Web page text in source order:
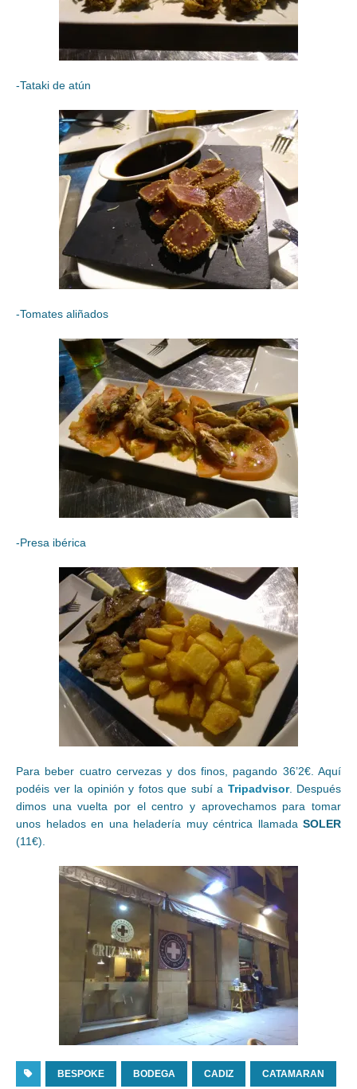
-Tataki de atún
-Tomates aliñados
-Presa ibérica
Para beber cuatro cervezas y dos finos, pagando 36’2€. Aquí
podéis ver la opinión y fotos que subí a Tripadvisor. Después
dimos una vuelta por el centro y aprovechamos para tomar
unos helados en una heladería muy céntrica llamada SOLER
(11€).
BESPOKE BODEGA CADIZ CATAMARAN